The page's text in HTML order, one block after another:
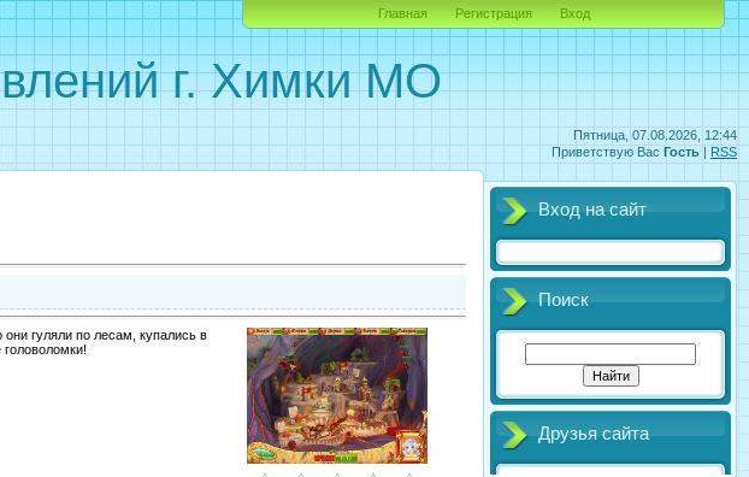
Пятница, 07.08.2026, 12:44
Приветствую Вас Гость | RSS
г. Химки МО
Главная Регистрация Вход
гуляли по лесам, купались в
Вход на сайт
Поиск
Друзья сайта